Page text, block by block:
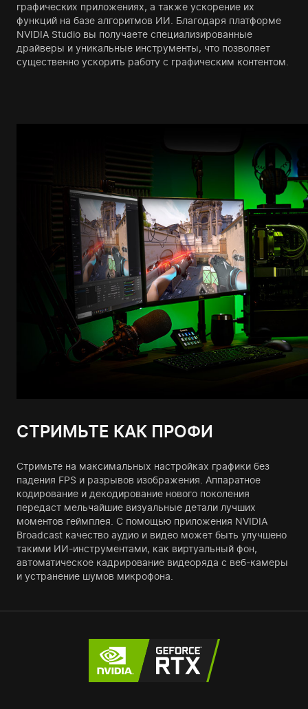
графических приложениях, а также ускорение их
функций на базе алгоритмов ИИ. Благодаря платформе
NVIDIA Studio вы получаете специализированные
драйверы и уникальные инструменты, что позволяет
существенно ускорить работу с графическим контентом.
СТРИМЬТЕ КАК ПРОФИ
Стримьте на максимальных настройках графики без
падения FPS и разрывов изображения. Аппаратное
кодирование и декодирование нового поколения
передаст мельчайшие визуальные детали лучших
моментов геймплея. C помощью приложения NVIDIA
Broadcast качество аудио и видео может быть улучшено
такими ИИ-инструментами, как виртуальный фон,
автоматическое кадрирование видеоряда с веб-камеры
и устранение шумов микрофона.